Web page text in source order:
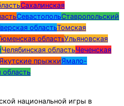
Сахалинская
СевастопольСтавропольский
областьТомская
областьУльяновская
Челябинская областьЧеченская
Якутские прыжкиЯмало-
область
национальной игры в